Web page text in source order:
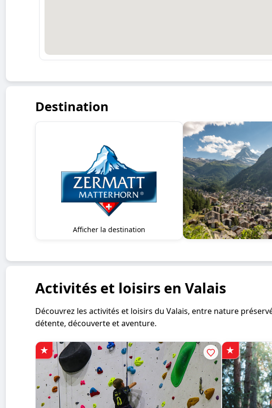
Destination
Afficher la destination
Activités et loisirs en Valais
Découvrez les activités et loisirs du Valais, entre nature
détente, découverte et aventure.